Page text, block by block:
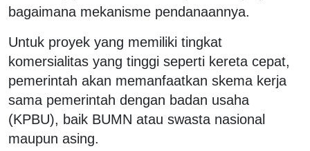
bagaimana mekanisme pendanaannya.
Untuk proyek yang memiliki tingkat
komersialitas yang tinggi seperti kereta cepat,
pemerintah akan memanfaatkan skema kerja
sama pemerintah dengan badan usaha
(KPBU), baik BUMN atau swasta nasional
maupun asing.